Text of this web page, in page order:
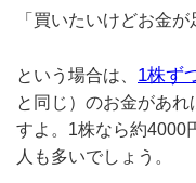
「買いたいけどお金が
という場合は、 1株ず
と同じ）のお金があ
すよ。1株なら約4000
人も多いでしょう。